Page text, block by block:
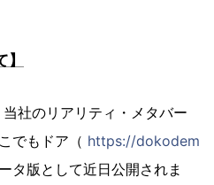
社のリアリティ・メタバー
でもドア（ https://dokodem
タ版として近日公開されま